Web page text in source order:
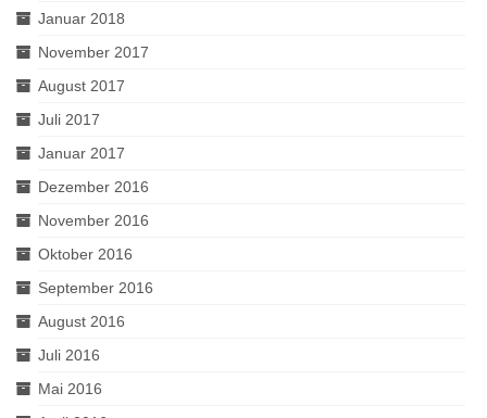
Januar 2018
November 2017
August 2017
Juli 2017
Januar 2017
Dezember 2016
November 2016
Oktober 2016
September 2016
August 2016
Juli 2016
Mai 2016